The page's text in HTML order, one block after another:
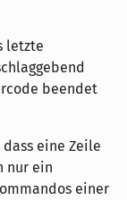
letzte
beendet
eine Zeile
nur ein
einer